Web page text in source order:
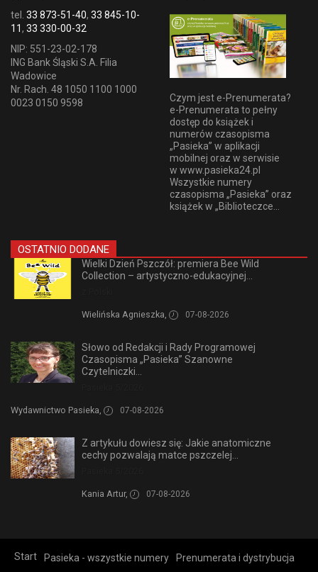
tel. 33 873-51-40, 33 845-10-
11, 33 330-00-32
NIP: 551-23-02-178
ING Bank Śląski S.A. Filia
Wadowice
Nr. Rach. 48 1050 1100 1000
0023 0150 9598
Czym jest e-Prenumerata?
e-Prenumerata to pełny
dostęp do książek i
numerów czasopisma
„Pasieka” w aplikacji
mobilnej oraz w serwisie
w www.pasieka24.pl
Wszystkie numery
czasopisma „Pasieka” oraz
książek w „Biblioteczce...
OSTATNIO DODANE
Wielki Dzień Pszczół: premiera Bee Wild
Collection – artystyczno-edukacyjnej...
Wielińska Agnieszka, 07-08-2026
Słowo od Redakcji i Rady Programowej
Czasopisma „Pasieka” Szanowne
Czytelniczki...
Wydawnictwo Pasieka, 07-08-2026
Z artykułu dowiesz się: Jakie anatomiczne
cechy pozwalają matce pszczelej...
Kania Artur, 07-08-2026
Start Pasieka - wszystkie numery Prenumerata i dystrybucja